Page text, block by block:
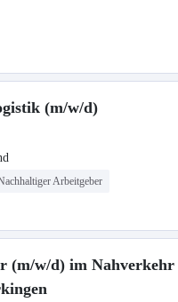
(m/w/d)
Arbeitgeber
(m/w/d) im Nahverkehr